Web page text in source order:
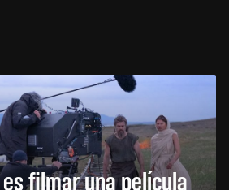
filmar una película